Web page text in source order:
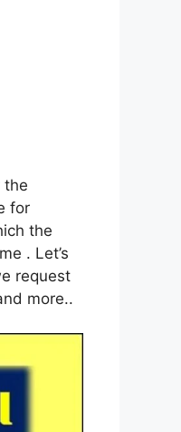
the
for
the
. Let’s
request
more..